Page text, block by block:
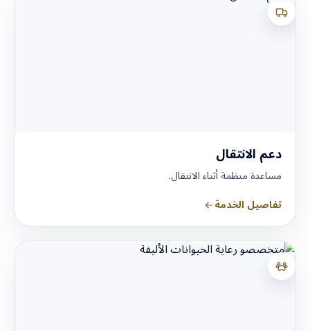
دعم الانتقال
مساعدة منظمة أثناء الانتقال.
تفاصيل الخدمة